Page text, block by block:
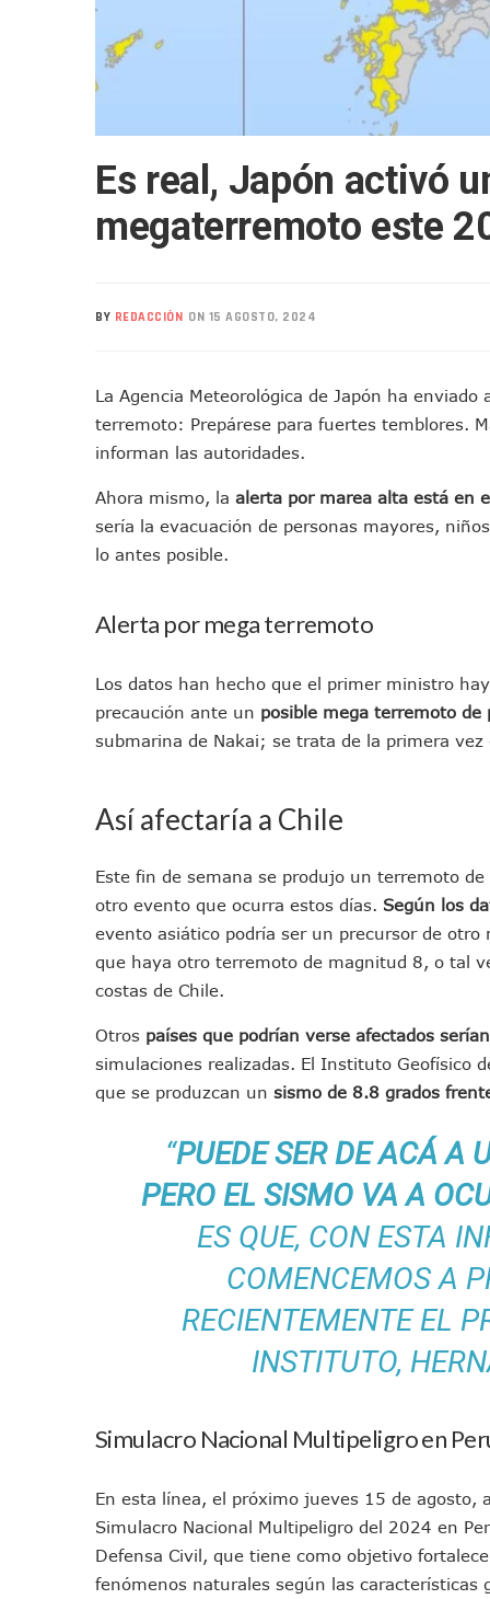
Liberan 180 Crías De
Puerto Vallarta Participa
Ofrecerán Asesoría
Juan Solís E Iris Torres
Realizan Operativo
Arquitecto Luis Munguía
Semana Lluviosa Para
Voces Del Orgullo
Nuevo Transporte Eléctrico
Centro De Autismo Es Un
Lluvias Y Oleaje Elevado
Jóvenes En Movimiento
Pancho López; En La Mira
Cae El “R1”, Presunto
IMSS Invierte 12.6 MDP En
Puerto Vallarta Fortalece
Accidente En Un RZR,
Este Viernes, Lemus
Morena Cierra Filas Por La
Regresa A Puerto Vallarta
Ra Aguilar Acompaña A
Oleaje Y Riesgo Por
“Kato” Supera El
Poderoso Terremoto
Munguía Es El Sexto Mejor
ATM Incorpora 20 Nuevos
Avenida Federación En
Caída De “El Mencho”
Mercado Vallarta Incluye
Morenistas Imparten Taller
CEDHJ Señala Violaciones
Ayutla Bajo Investigación
Maleza Crece En
Lluvias E Inundaciones No
Entregan Aparato Auditivo
Huracán En Formación
Viajar A Puerto Vallarta
Buscan Reducir Riesgos
Plantean “Ley Don
Es real, Japón activó
megaterremoto este
BY REDACCIÓN ON 15 AGOSTO, 2024
La Agencia Meteorológica de Japón ha
terremoto: Prepárese para fuertes temblores.
informan las autoridades.
Ahora mismo, la alerta por marea alta está en
sería la evacuación de personas mayores,
lo antes posible.
Alerta por mega terremoto
Los datos han hecho que el primer ministro
precaución ante un posible mega terremoto de
submarina de Nakai; se trata de la primera
Así afectaría a Chile
Este fin de semana se produjo un terremoto
otro evento que ocurra estos días. Según los
evento asiático podría ser un precursor de
que haya otro terremoto de magnitud 8, o tal
costas de Chile.
Otros países que podrían verse afectados
simulaciones realizadas. El Instituto Geofísico
que se produzcan un sismo de 8.8 grados
“PUEDE SER DE ACÁ A
PERO EL SISMO VA A
ES QUE, CON ESTA
COMENCEMOS A
RECIENTEMENTE EL
INSTITUTO,
Simulacro Nacional Multipeligro en
En esta línea, el próximo jueves 15 de agosto,
Simulacro Nacional Multipeligro del 2024 en
Defensa Civil, que tiene como objetivo
fenómenos naturales según las características